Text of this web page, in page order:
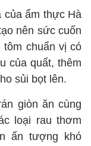
của ẩm thực Hà
nên sức cuốn
tôm chuẩn vị có
của quất, thêm
sủi bọt lên.
giòn ăn cùng
loại rau thơm
ấn tượng khó